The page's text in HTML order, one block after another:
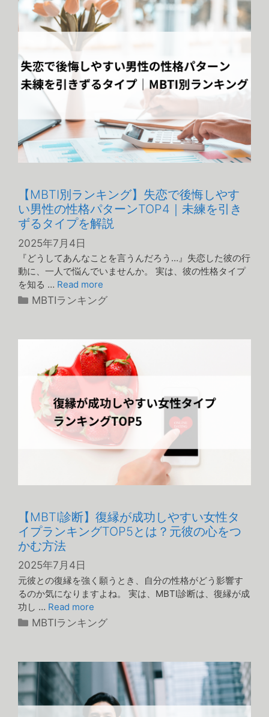
ー
【MBTI別ランキング】失恋で後悔しやす
い男性の性格パターンTOP4｜未練を引き
ずるタイプを解説
2025年7月4日
『どうしてあんなことを言うんだろう…』失恋した彼の行
動に、一人で悩んでいませんか。 実は、彼の性格タイプ
を知る … Read more
カ
リ
MBTIランキング
【MBTI診断】復縁が成功しやすい女性タ
イプランキングTOP5とは？元彼の心をつ
かむ方法
2025年7月4日
元彼との復縁を強く願うとき、自分の性格がどう影響す
るのか気になりますよね。 実は、MBTI診断は、復縁が成
功し … Read more
カ
リ
ー
MBTIランキング